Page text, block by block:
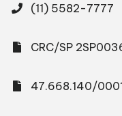
(11) 5582-7777
CRC/SP
47.668.140/